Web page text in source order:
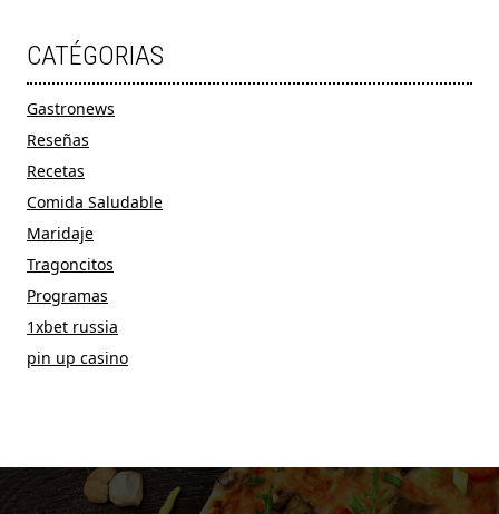
CATÉGORIAS
Gastronews
Reseñas
Recetas
Comida Saludable
Maridaje
Tragoncitos
Programas
1xbet russia
pin up casino